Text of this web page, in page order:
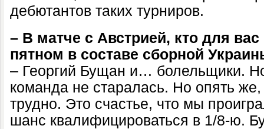
дебютантов таких турниров.
– В матче с Австрией, кто для
пятном в составе сборной
– Георгий Бущан и… болельщики.
команда не старалась. Но опять
трудно. Это счастье, что мы
шанс квалифицироваться в 1/8-ю.